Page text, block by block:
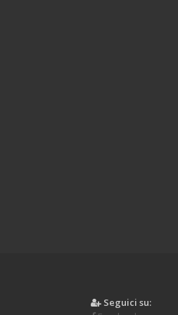
Seguici su: